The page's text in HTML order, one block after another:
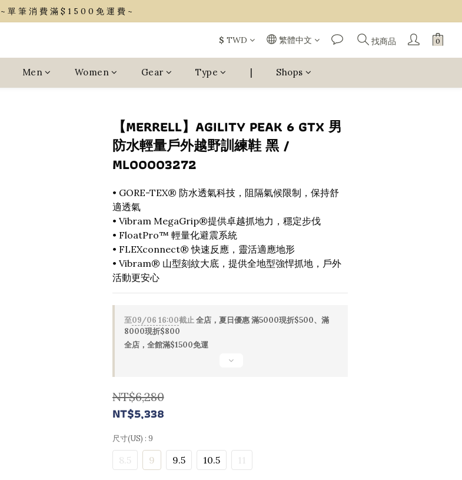
~ 單 筆 消 費 滿 $ 1 5 0 0 免 運 費 ~
~ 單 筆 消 費 滿 $ 1 5 0 0 免 運 費 ~
~ 單 筆 消 費 滿 $ 1 5 0 0 免 運 費 ~
$ TWD 繁體中文 找商品
Men Women Gear Type | Shops
【MERRELL】AGILITY PEAK 6 GTX 男
防水輕量戶外越野訓練鞋 黑 /
ML00003272
• GORE-TEX® 防水透氣科技，阻隔氣候限制，保持舒
適透氣
• Vibram MegaGrip®提供卓越抓地力，穩定步伐
• FloatPro™ 輕量化避震系統
• FLEXconnect® 快速反應，靈活適應地形
• Vibram® 山型刻紋大底，提供全地型強悍抓地，戶外
活動更安心
至09/06 16:00截止全店，夏日優惠 滿5000現折$500、滿
8000現折$800
全店，全館滿$1500免運
NT$6,280
NT$5,338
尺寸(US) : 9
8.5 9 9.5 10.5 11